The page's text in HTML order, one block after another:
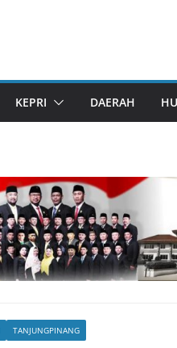
KEPRI DAERAH
TANJUNGPINANG